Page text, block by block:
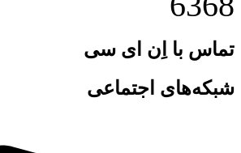
تماس با اِن ای سی
شبکه‌های اجتماعی